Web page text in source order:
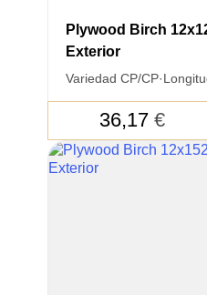
Plywood Birch
Exterior
Variedad CP/CP·
36,17€